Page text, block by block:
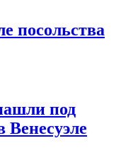
посольства
под
Венесуэле